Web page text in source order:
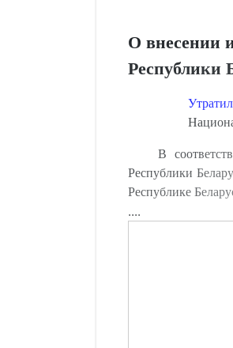
О внесении
Республики
В
Республики
Республике
....